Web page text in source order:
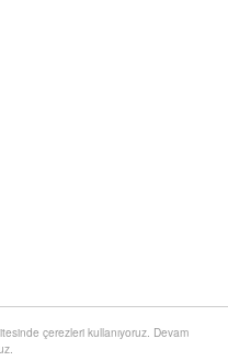
çerezleri kullanıyoruz. Devam